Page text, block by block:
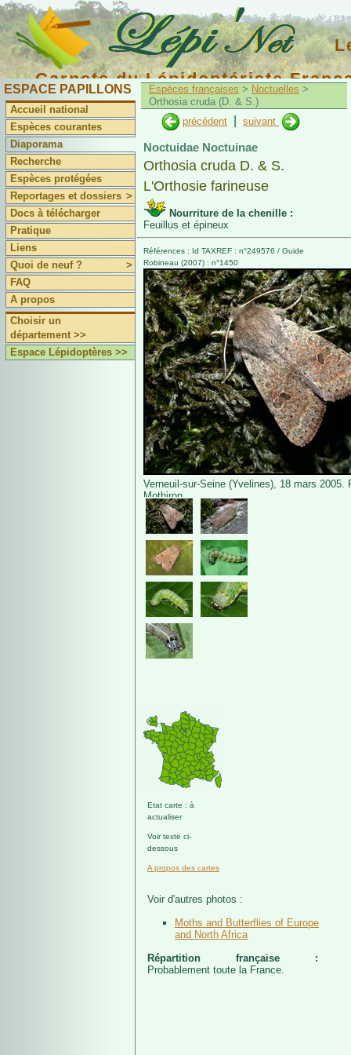
Carnets du Lépidoptériste
ESPACE PAPILLONS
Accueil national
Espèces courantes
Diaporama
Recherche
Espèces protégées
Reportages et dossiers >
Docs à télécharger
Pratique
Liens
Quoi de neuf ?
>
FAQ
A propos
Choisir un
département >>
Espace Lépidoptères >>
Espèces françaises > Noctuelles >
Orthosia cruda (D. & S.)
précédent
suivant
Noctuidae Noctuinae
Orthosia cruda D. & S.
L'Orthosie farineuse
Nourriture de la chenille :
Feuillus et épineux
Références : Id TAXREF : n°249576 / Guide
Robineau (2007) : n°1450
Verneuil-sur-Seine (Yvelines), 18 mars 2005.
Mothiron.
Etat carte : à
actualiser
Voir texte ci-
dessous
A propos des cartes
Voir d'autres photos :
Moths and Butterflies of Europe
and North Africa
Répartition française :
Probablement toute la France.